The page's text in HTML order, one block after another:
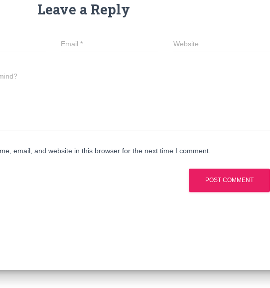
Leave a Reply
Email* Website
email, and website in this browser for the next time I comment.